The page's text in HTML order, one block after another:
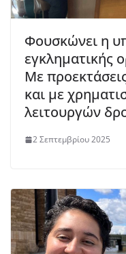
Φουσκώνει η
εγκληματικής
Με
και με
λειτουργών
2 Σεπτεμβρίου 2025